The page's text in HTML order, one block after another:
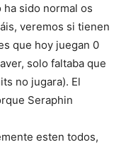
ha sido normal os
veremos si tienen
que hoy juegan 0
solo faltaba que
no jugara). El
Seraphin
esten todos,